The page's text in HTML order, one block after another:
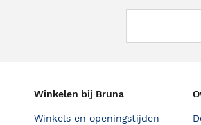
Winkelen bij Bruna
Winkels en openingstijden